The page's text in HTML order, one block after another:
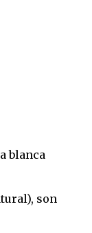
blanca
son